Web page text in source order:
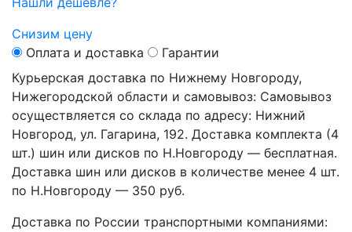
Снизим цену
Оплата и доставка
Гарантии
Курьерская доставка по Нижнему Новгороду,
Нижегородской области и самовывоз: Самовывоз
осуществляется со склада по адресу: Нижний
Новгород, ул. Гагарина, 192. Доставка комплекта (4
шт.) шин или дисков по Н.Новгороду — бесплатная.
Доставка шин или дисков в количестве менее 4 шт.
по Н.Новгороду — 350 руб.
Доставка по России транспортными компаниями: